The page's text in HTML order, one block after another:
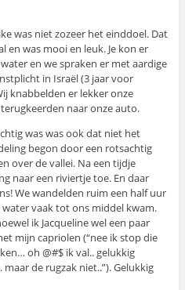
was niet zozeer het einddoel. Dat
en was mooi en leuk. Je kon er
en we spraken er met aardige
in Israël (3 jaar voor
knabbelden er lekker onze
naar onze auto.
was was ook dat niet het
begon door een rotsachtig
over de vallei. Na een tijdje
naar een riviertje toe. En daar
We wandelden ruim een half uur
vaak tot ons middel kwam.
ik Jacqueline wel een paar
mijn capriolen (“nee ik stop die
oh @#$ ik val.. gelukkig
de rugzak niet..”). Gelukkig